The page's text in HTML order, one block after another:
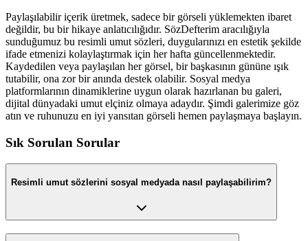
Paylaşılabilir içerik üretmek, sadece bir görseli yüklemekten ibaret
değildir, bu bir hikaye anlatıcılığıdır. SözDefterim aracılığıyla
sunduğumuz bu resimli umut sözleri, duygularınızı en estetik şekilde
ifade etmenizi kolaylaştırmak için her hafta güncellenmektedir.
Kaydedilen veya paylaşılan her görsel, bir başkasının gününe ışık
tutabilir, ona zor bir anında destek olabilir. Sosyal medya
platformlarının dinamiklerine uygun olarak hazırlanan bu galeri,
dijital dünyadaki umut elçiniz olmaya adaydır. Şimdi galerimize göz
atın ve ruhunuzu en iyi yansıtan görseli hemen paylaşmaya başlayın.
Sık Sorulan Sorular
Resimli umut sözlerini sosyal medyada nasıl paylaşabilirim?